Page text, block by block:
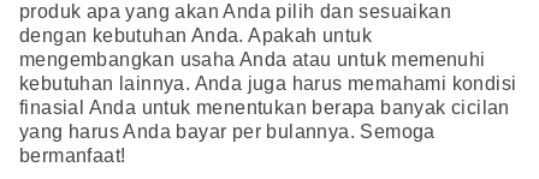
produk apa yang akan Anda pilih dan sesuaikan
dengan kebutuhan Anda. Apakah untuk
mengembangkan usaha Anda atau untuk memenuhi
kebutuhan lainnya. Anda juga harus memahami kondisi
finasial Anda untuk menentukan berapa banyak cicilan
yang harus Anda bayar per bulannya. Semoga
bermanfaat!